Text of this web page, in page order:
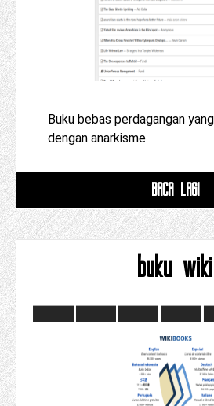
Buku bebas perdagangan
dengan anarkisme
BACA LAGI
buku wiki